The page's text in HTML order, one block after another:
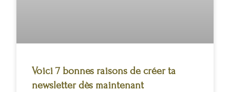
Voici 7 bonnes raisons de créer ta
newsletter dès maintenant